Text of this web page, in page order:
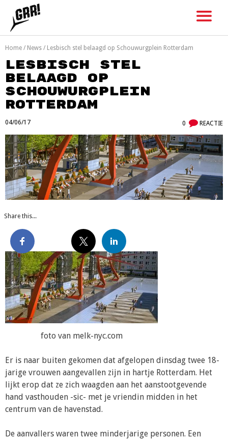
content
Home / News / Lesbisch stel belaagd op Schouwurgplein Rotterdam
Lesbisch stel
belaagd op
Schouwurgplein
Rotterdam
04/06/17 0 REACTIE
Share this...
foto van melk-nyc.com
Er is naar buiten gekomen dat afgelopen dinsdag twee 18-
jarige vrouwen aangevallen zijn in hartje Rotterdam. Het
lijkt erop dat ze zich waagden aan het aanstootgevende
hand vasthouden -sic- met je vriendin midden in het
centrum van de havenstad.
De aanvallers waren twee minderjarige personen. Een